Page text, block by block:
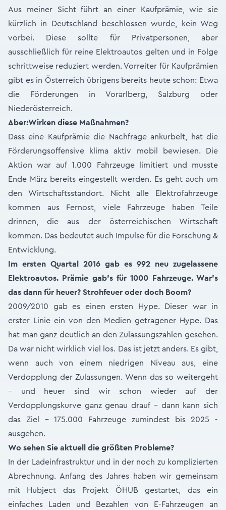
Aus meiner Sicht führt an einer Kaufprämie, wie sie
kürzlich in Deutschland beschlossen wurde, kein Weg
vorbei. Diese sollte für Privatpersonen, aber
ausschließlich für reine Elektroautos gelten und in Folge
schrittweise reduziert werden. Vorreiter für Kaufprämien
gibt es in Österreich übrigens bereits heute schon: Etwa
die Förderungen in Vorarlberg, Salzburg oder
Niederösterreich.
Aber:Wirken diese Maßnahmen?
Dass eine Kaufprämie die Nachfrage ankurbelt, hat die
Förderungsoffensive klima aktiv mobil bewiesen. Die
Aktion war auf 1.000 Fahrzeuge limitiert und musste
Ende März bereits eingestellt werden. Es geht auch um
den Wirtschaftsstandort. Nicht alle Elektrofahrzeuge
kommen aus Fernost, viele Fahrzeuge haben Teile
drinnen, die aus der österreichischen Wirtschaft
kommen. Das bedeutet auch Impulse für die Forschung &
Entwicklung.
Im ersten Quartal 2016 gab es 992 neu zugelassene
Elektroautos. Prämie gab’s für 1000 Fahrzeuge. War’s
das dann für heuer? Strohfeuer oder doch Boom?
2009/2010 gab es einen ersten Hype. Dieser war in
erster Linie ein von den Medien getragener Hype. Das
hat man ganz deutlich an den Zulassungszahlen gesehen.
Da war nicht wirklich viel los. Das ist jetzt anders. Es gibt,
wenn auch von einem niedrigen Niveau aus, eine
Verdopplung der Zulassungen. Wenn das so weitergeht
– und heuer sind wir schon wieder auf der
Verdopplungskurve ganz genau drauf – dann kann sich
das Ziel - 175.000 Fahrzeuge zumindest bis 2025 -
ausgehen.
Wo sehen Sie aktuell die größten Probleme?
In der Ladeinfrastruktur und in der noch zu komplizierten
Abrechnung. Anfang des Jahres haben wir gemeinsam
mit Hubject das Projekt ÖHUB gestartet, das ein
einfaches Laden und Bezahlen von E-Fahrzeugen an